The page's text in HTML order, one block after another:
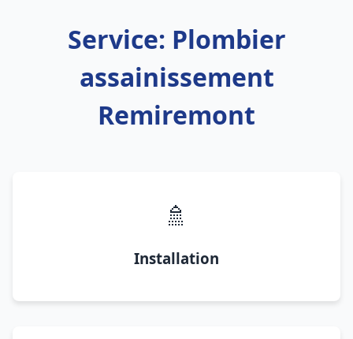
Service: Plombier
assainissement
Remiremont
🚿
Installation